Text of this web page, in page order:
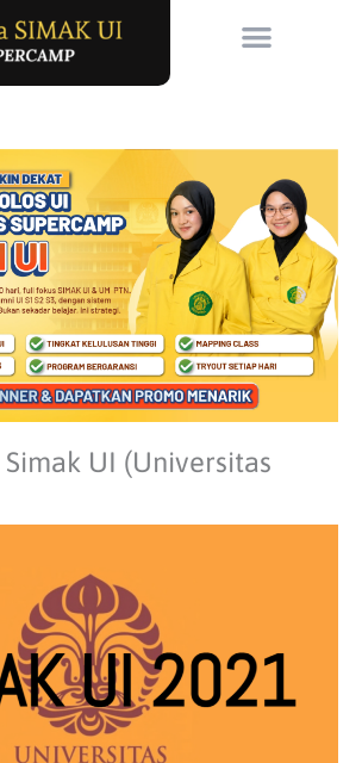
UI (Universitas